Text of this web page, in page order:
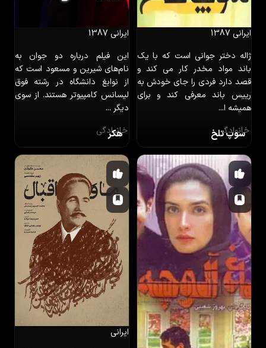
سوپ تلخ
ایرانی 1387
ژاله دختر جوانی است که با یک
باند مواد مخدر کار می کند و
قصد دارد فردی را جای خودش به
رییس باند معرفی کند و برای
همیشه ا...
خانوادگی
هکر
ایرانی 1387
این فیلم درباره دو جوان به
نام‌های شیرین و مسعود است که
از نوابغ دانشگاه در رشته فوق
لیسانس کامپیوتر هستند. از سوی
دیگر ...
خانوادگی
ایرانی